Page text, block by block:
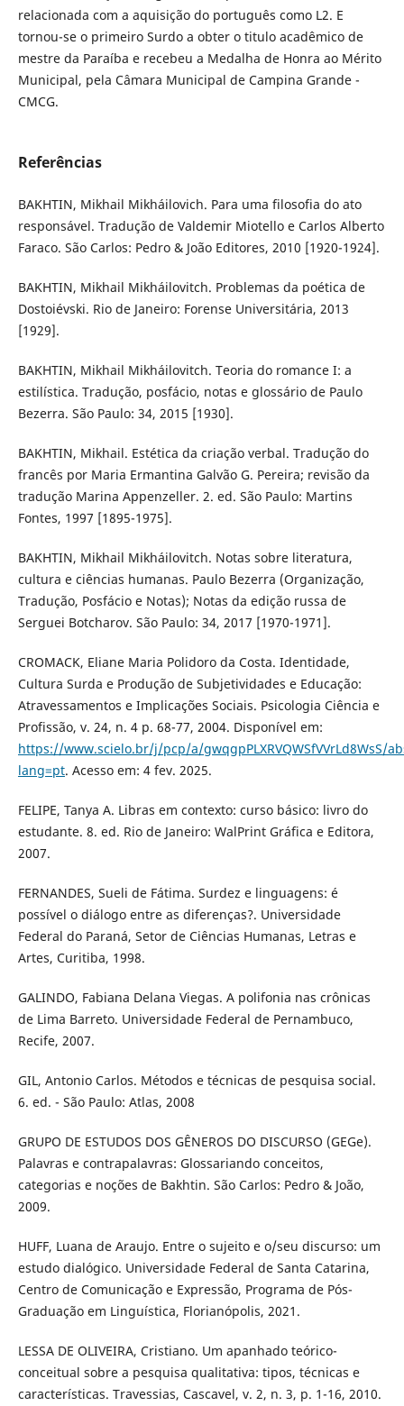
relacionada com a aquisição do português como L2. E
tornou-se o primeiro Surdo a obter o titulo acadêmico de
mestre da Paraíba e recebeu a Medalha de Honra ao Mérito
Municipal, pela Câmara Municipal de Campina Grande -
CMCG.
Referências
BAKHTIN, Mikhail Mikháilovich. Para uma filosofia do ato
responsável. Tradução de Valdemir Miotello e Carlos Alberto
Faraco. São Carlos: Pedro & João Editores, 2010 [1920-1924].
BAKHTIN, Mikhail Mikháilovitch. Problemas da poética de
Dostoiévski. Rio de Janeiro: Forense Universitária, 2013
[1929].
BAKHTIN, Mikhail Mikháilovitch. Teoria do romance I: a
estilística. Tradução, posfácio, notas e glossário de Paulo
Bezerra. São Paulo: 34, 2015 [1930].
BAKHTIN, Mikhail. Estética da criação verbal. Tradução do
francês por Maria Ermantina Galvão G. Pereira; revisão da
tradução Marina Appenzeller. 2. ed. São Paulo: Martins
Fontes, 1997 [1895-1975].
BAKHTIN, Mikhail Mikháilovitch. Notas sobre literatura,
cultura e ciências humanas. Paulo Bezerra (Organização,
Tradução, Posfácio e Notas); Notas da edição russa de
Serguei Botcharov. São Paulo: 34, 2017 [1970-1971].
CROMACK, Eliane Maria Polidoro da Costa. Identidade,
Cultura Surda e Produção de Subjetividades e Educação:
Atravessamentos e Implicações Sociais. Psicologia Ciência e
Profissão, v. 24, n. 4 p. 68-77, 2004. Disponível em:
https://www.scielo.br/j/pcp/a/gwqgpPLXRVQWSfVVrLd8WsS/
lang=pt. Acesso em: 4 fev. 2025.
FELIPE, Tanya A. Libras em contexto: curso básico: livro do
estudante. 8. ed. Rio de Janeiro: WalPrint Gráfica e Editora,
2007.
FERNANDES, Sueli de Fátima. Surdez e linguagens: é
possível o diálogo entre as diferenças?. Universidade
Federal do Paraná, Setor de Ciências Humanas, Letras e
Artes, Curitiba, 1998.
GALINDO, Fabiana Delana Viegas. A polifonia nas crônicas
de Lima Barreto. Universidade Federal de Pernambuco,
Recife, 2007.
GIL, Antonio Carlos. Métodos e técnicas de pesquisa social.
6. ed. - São Paulo: Atlas, 2008
GRUPO DE ESTUDOS DOS GÊNEROS DO DISCURSO (GEGe).
Palavras e contrapalavras: Glossariando conceitos,
categorias e noções de Bakhtin. São Carlos: Pedro & João,
2009.
HUFF, Luana de Araujo. Entre o sujeito e o/seu discurso: um
estudo dialógico. Universidade Federal de Santa Catarina,
Centro de Comunicação e Expressão, Programa de Pós-
Graduação em Linguística, Florianópolis, 2021.
LESSA DE OLIVEIRA, Cristiano. Um apanhado teórico-
conceitual sobre a pesquisa qualitativa: tipos, técnicas e
características. Travessias, Cascavel, v. 2, n. 3, p. 1-16, 2010.